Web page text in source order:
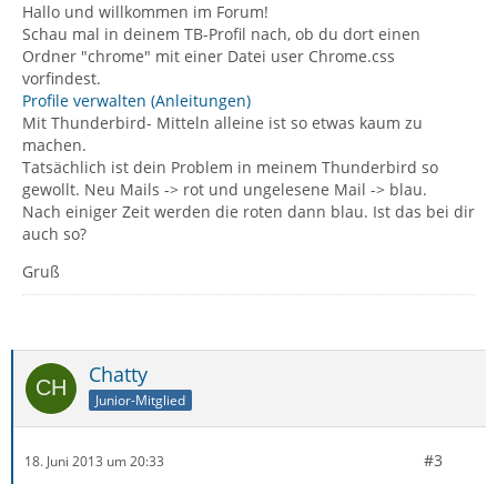
Hallo und willkommen im Forum!
Schau mal in deinem TB-Profil nach, ob du dort einen
Ordner "chrome" mit einer Datei user Chrome.css
vorfindest.
Profile verwalten (Anleitungen)
Mit Thunderbird- Mitteln alleine ist so etwas kaum zu
machen.
Tatsächlich ist dein Problem in meinem Thunderbird so
gewollt. Neu Mails -> rot und ungelesene Mail -> blau.
Nach einiger Zeit werden die roten dann blau. Ist das bei dir
auch so?
Gruß
Chatty
Junior-Mitglied
18. Juni 2013 um 20:33 #3